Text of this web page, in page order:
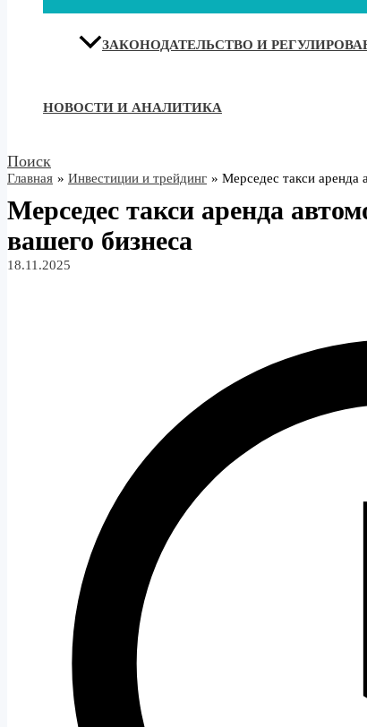
ЗАКОНОДАТЕЛЬСТВО И
НОВОСТИ И АНАЛИТИКА
Поиск
Главная Инвестиции и трейдинг Мерседес такси аренда
Мерседес такси аренда
вашего бизнеса
18.11.2025